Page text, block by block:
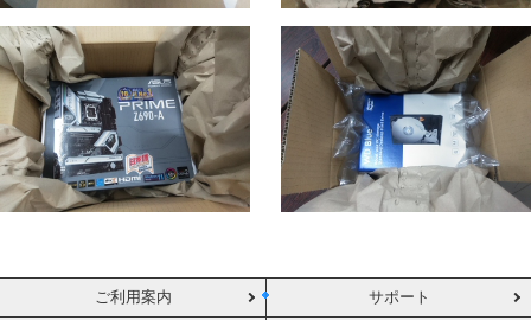
ご利用案内 サポート